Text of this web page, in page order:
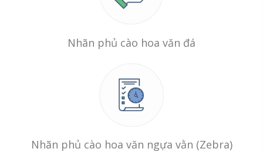
Nhãn phủ cào hoa văn đá
Nhãn phủ cào hoa văn ngựa vằn (Zebra)